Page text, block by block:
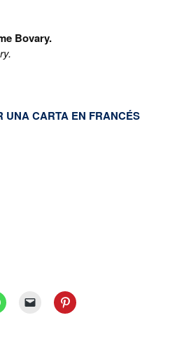
Bovary.
UNA CARTA EN FRANCÉS